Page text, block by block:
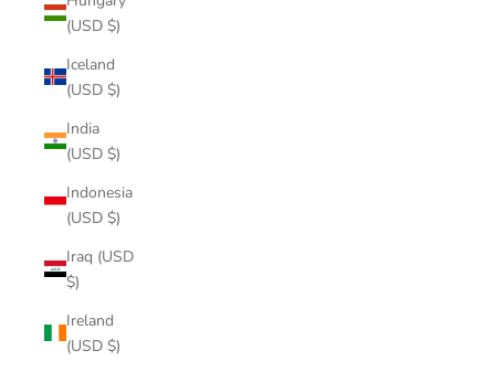
(USD $)
Iceland
(USD $)
India
(USD $)
Indonesia
(USD $)
Iraq (USD
$)
Ireland
(USD $)